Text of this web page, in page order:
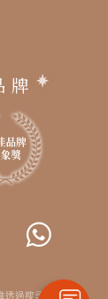
牌
透過搜尋